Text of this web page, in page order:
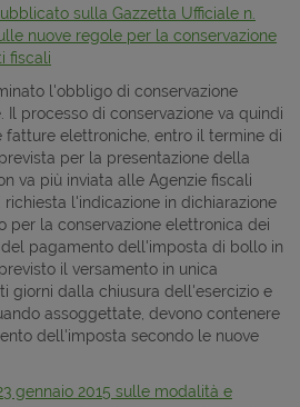
sulla Gazzetta Ufficiale n.
nuove regole per la conservazione
fiscali
l'obbligo di conservazione
processo di conservazione va quindi
elettroniche, entro il termine di
per la presentazione della
va più inviata alle Agenzie fiscali
richiesta l'indicazione in dichiarazione
per la conservazione elettronica dei
pagamento dell'imposta di bollo in
il versamento in unica
giorni dalla chiusura dell'esercizio e
assoggettate, devono contenere
dell'imposta secondo le nuove
gennaio 2015 sulle modalità e